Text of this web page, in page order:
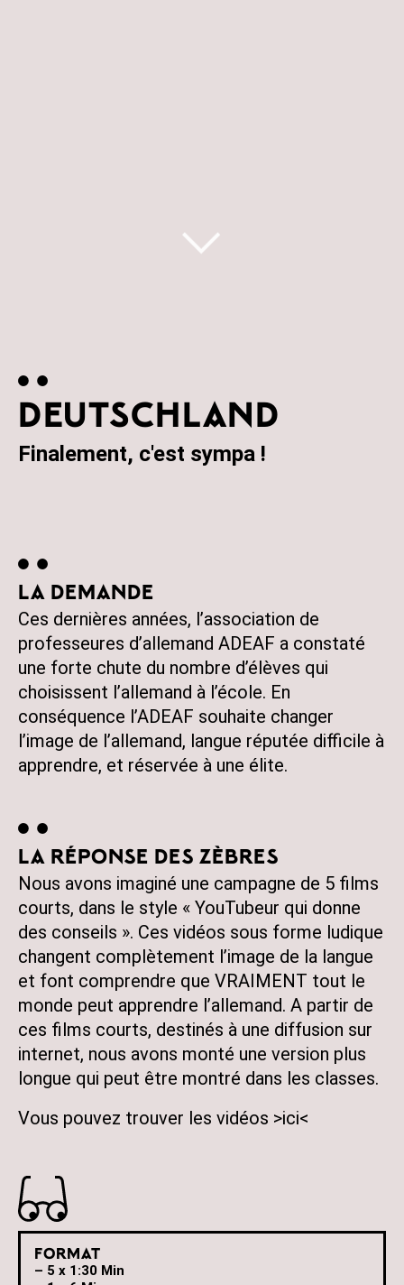
DEUTSCHLAND
Finalement, c'est sympa !
LA DEMANDE
Ces dernières années, l’association de
professeures d’allemand ADEAF a constaté
une forte chute du nombre d’élèves qui
choisissent l’allemand à l’école. En
conséquence l’ADEAF souhaite changer
l’image de l’allemand, langue réputée difficile à
apprendre, et réservée à une élite.
LA RÉPONSE DES ZÈBRES
Nous avons imaginé une campagne de 5 films
courts, dans le style « YouTubeur qui donne
des conseils ». Ces vidéos sous forme ludique
changent complètement l’image de la langue
et font comprendre que VRAIMENT tout le
monde peut apprendre l’allemand. A partir de
ces films courts, destinés à une diffusion sur
internet, nous avons monté une version plus
longue qui peut être montré dans les classes.
Vous pouvez trouver les vidéos >ici<
Format
– 5 x 1:30 Min